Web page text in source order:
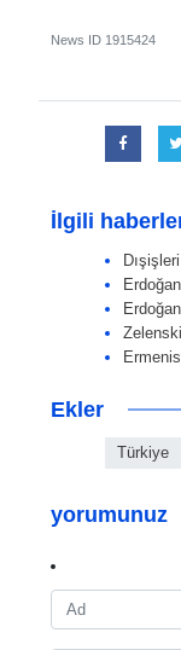
News ID 1915424
İlgili
Ekler
Türkiye
yorumunuz